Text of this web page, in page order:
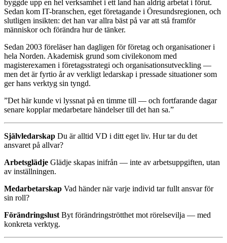
byggde upp en hel verksamhet i ett land han aldrig arbetat i förut.
Sedan kom IT-branschen, eget företagande i Öresundsregionen, och
slutligen insikten: det han var allra bäst på var att stå framför
människor och förändra hur de tänker.
Sedan 2003 föreläser han dagligen för företag och organisationer i
hela Norden. Akademisk grund som civilekonom med
magisterexamen i företagsstrategi och organisationsutveckling —
men det är fyrtio år av verkligt ledarskap i pressade situationer som
ger hans verktyg sin tyngd.
”Det här kunde vi lyssnat på en timme till — och fortfarande dagar
senare kopplar medarbetare händelser till det han sa.”
Självledarskap Du är alltid VD i ditt eget liv. Hur tar du det
ansvaret på allvar?
Arbetsglädje Glädje skapas inifrån — inte av arbetsuppgiften, utan
av inställningen.
Medarbetarskap Vad händer när varje individ tar fullt ansvar för
sin roll?
Förändringslust Byt förändringströtthet mot rörelsevilja — med
konkreta verktyg.